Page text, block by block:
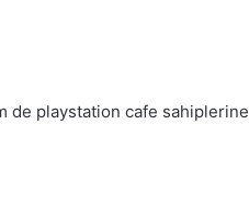
de playstation cafe sahiplerine